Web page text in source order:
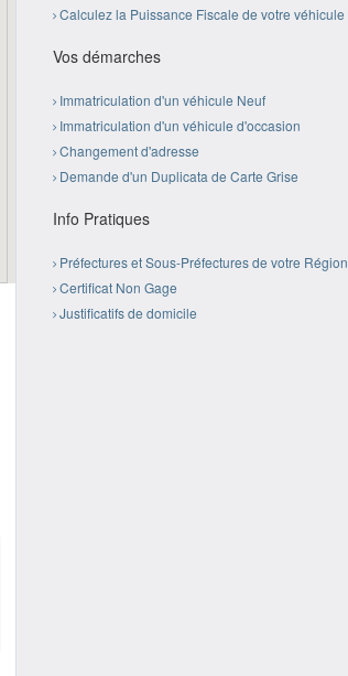
Calculez la Puissance Fiscale de votre véhicule
Vos démarches
Immatriculation d'un véhicule Neuf
Immatriculation d'un véhicule d'occasion
Changement d'adresse
Demande d'un Duplicata de Carte Grise
Info Pratiques
Préfectures et Sous-Préfectures de votre Région
Certificat Non Gage
Justificatifs de domicile